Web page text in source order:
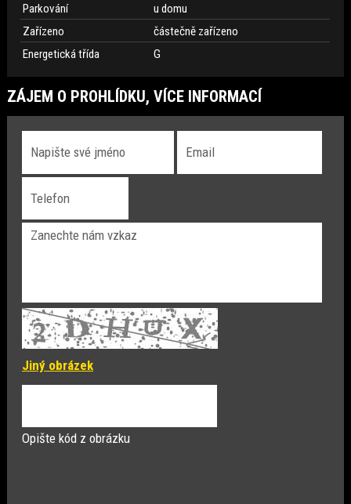
Parkování
u domu
Zařízeno
částečně zařízeno
Energetická třída
G
ZÁJEM O PROHLÍDKU, VÍCE INFORMACÍ
Jiný obrázek
Opište kód z obrázku